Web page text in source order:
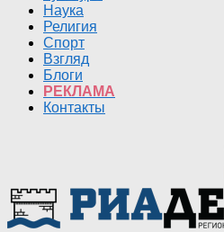
Наука
Религия
Спорт
Взгляд
Блоги
РЕКЛАМА
Контакты